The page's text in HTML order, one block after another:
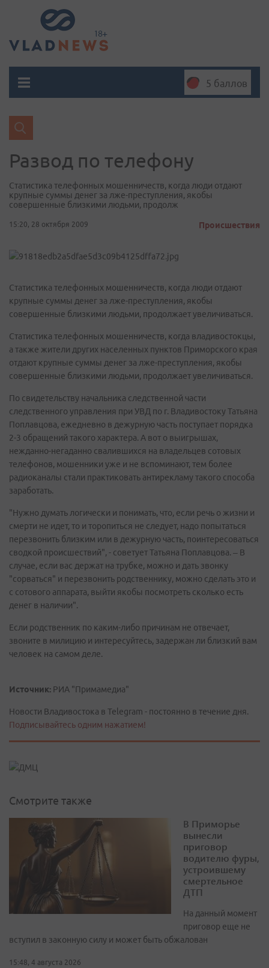
5 баллов
Развод по телефону
Статистика телефонных мошенничеств, когда люди отдают
крупные суммы денег за лже-преступления, якобы
совершенные близкими людьми, продолж
15:20, 28 октября 2009 Происшествия
Статистика телефонных мошенничеств, когда люди отдают
крупные суммы денег за лже-преступления, якобы
совершенные близкими людьми, продолжает увеличиваться.
Статистика телефонных мошенничеств, когда владивостокцы,
а также жители других населенных пунктов Приморского края
отдают крупные суммы денег за лже-преступления, якобы
совершенные близкими людьми, продолжает увеличиваться.
По свидетельству начальника следственной части
следственного управления при УВД по г. Владивостоку Татьяна
Поплавцова, ежедневно в дежурную часть поступает порядка
2-3 обращений такого характера. А вот о выигрышах,
нежданно-негаданно свалившихся на владельцев сотовых
телефонов, мошенники уже и не вспоминают, тем более
радиоканалы стали практиковать антирекламу такого способа
заработать.
"Нужно думать логически и понимать, что, если речь о жизни и
смерти не идет, то и торопиться не следует, надо попытаться
перезвонить близким или в дежурную часть, поинтересоваться
сводкой происшествий", - советует Татьяна Поплавцова. – В
случае, если вас держат на трубке, можно и дать звонку
"сорваться" и перезвонить родственнику, можно сделать это и
с сотового аппарата, выйти якобы посмотреть сколько есть
денег в наличии".
Если родственник по каким-либо причинам не отвечает,
звоните в милицию и интересуйтесь, задержан ли близкий вам
человек на самом деле.
Источник: РИА "Примамедиа"
Новости Владивостока в Telegram - постоянно в течение дня.
Подписывайтесь одним нажатием!
Смотрите также
В Приморье
вынесли
приговор
водителю фуры,
устроившему
смертельное
ДТП
На данный момент
приговор еще не
вступил в законную силу и может быть обжалован
15:48, 4 августа 2026